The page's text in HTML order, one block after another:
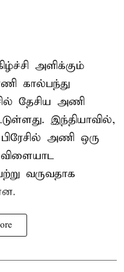
அளிக்கும்
கால்பந்து
தேசிய அணி
இந்தியாவில்,
அணி ஒரு
வருவதாக